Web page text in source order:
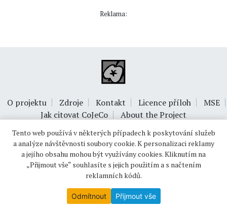
Reklama:
O projektu Zdroje Kontakt Licence příloh
MSE
Jak citovat CoJeCo
About the Project
© 1999-2026OPTIMUS s.r.o.
Tento web používá v některých případech k poskytování služeb
a analýze návštěvnosti soubory cookie. K personalizaci reklamy
a jejího obsahu mohou být využívány cookies. Kliknutím na
„Přijmout vše“ souhlasíte s jejich použitím a s načtením
reklamních kódů.
Odmítnout Přijmout vše